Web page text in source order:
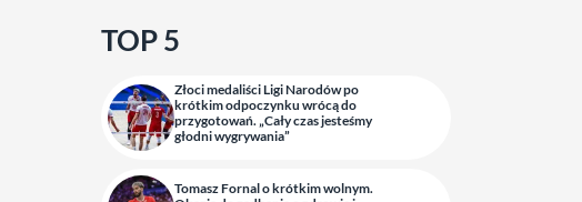
TOP 5
Złoci medaliści Ligi Narodów po
krótkim odpoczynku wrócą do
przygotowań. „Cały czas jesteśmy
głodni wygrywania”
Tomasz Fornal o krótkim wolnym.